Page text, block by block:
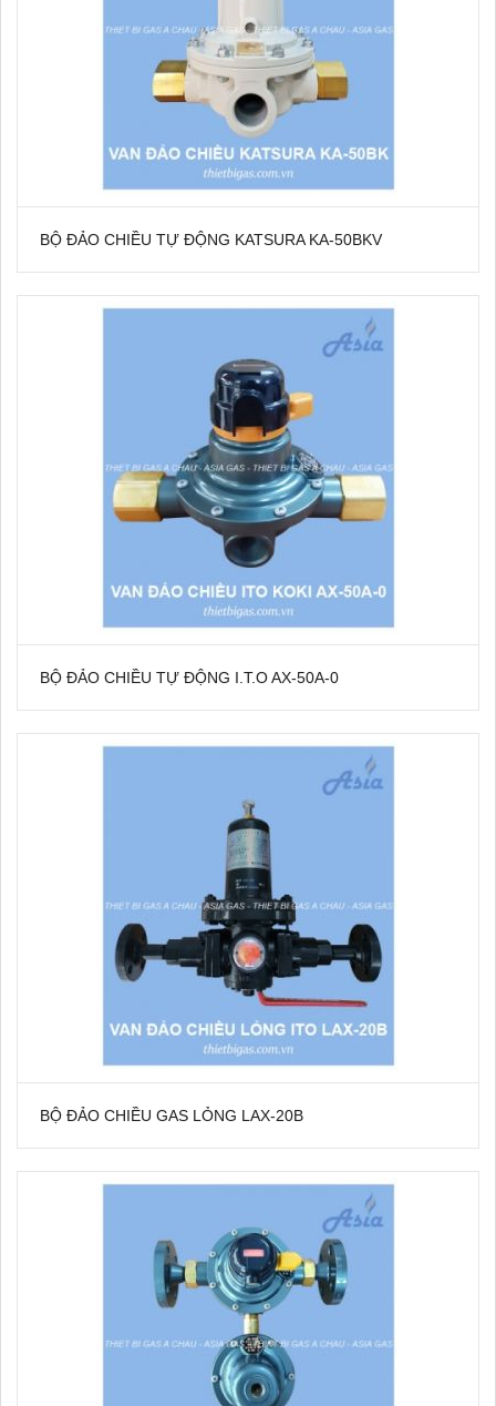
BỘ ĐẢO CHIỀU TỰ ĐỘNG KATSURA KA-50BKV
BỘ ĐẢO CHIỀU TỰ ĐỘNG I.T.O AX-50A-0
BỘ ĐẢO CHIỀU GAS LỎNG LAX-20B